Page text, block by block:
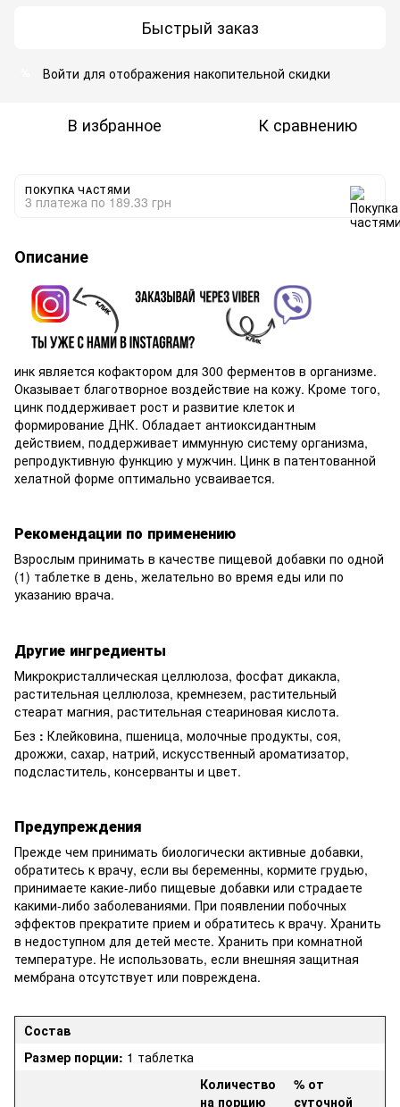
Быстрый заказ
Войти для отображения накопительной скидки
В избранное К сравнению
ПОКУПКА ЧАСТЯМИ
3 платежа по 189.33 грн
Описание
инк является кофактором для 300 ферментов в организме.
Оказывает благотворное воздействие на кожу. Кроме того,
цинк поддерживает рост и развитие клеток и
формирование ДНК. Обладает антиоксидантным
действием, поддерживает иммунную систему организма,
репродуктивную функцию у мужчин. Цинк в патентованной
хелатной форме оптимально усваивается.
Рекомендации по применению
Взрослым принимать в качестве пищевой добавки по одной
(1) таблетке в день, желательно во время еды или по
указанию врача.
Другие ингредиенты
Микрокристаллическая целлюлоза, фосфат дикакла,
растительная целлюлоза, кремнезем, растительный
стеарат магния, растительная стеариновая кислота.
Без : Клейковина, пшеница, молочные продукты, соя,
дрожжи, сахар, натрий, искусственный ароматизатор,
подсластитель, консерванты и цвет.
Предупреждения
Прежде чем принимать биологически активные добавки,
обратитесь к врачу, если вы беременны, кормите грудью,
принимаете какие-либо пищевые добавки или страдаете
какими-либо заболеваниями. При появлении побочных
эффектов прекратите прием и обратитесь к врачу. Хранить
в недоступном для детей месте. Хранить при комнатной
температуре. Не использовать, если внешняя защитная
мембрана отсутствует или повреждена.
Состав
Размер порции: 1 таблетка
Количество
на порцию
% от
суточной